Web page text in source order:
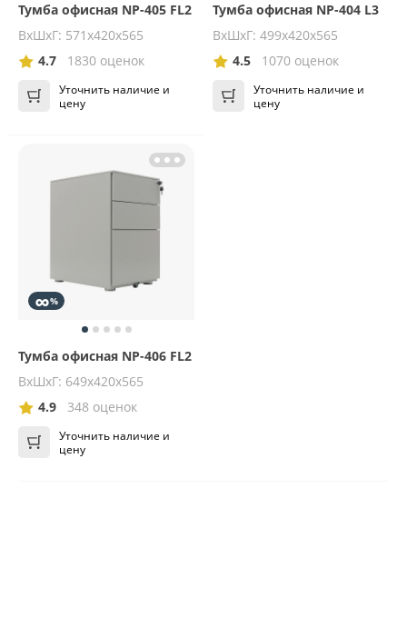
Тумба офисная NP-405 FL2
ВхШхГ: 571х420х565
4.7
1830 оценок
Уточнить наличие и
цену
Тумба офисная NP-404 L3
ВхШхГ: 499х420х565
4.5
1070 оценок
Уточнить наличие и
цену
∞%
Тумба офисная NP-406 FL2
ВхШхГ: 649х420х565
4.9
348 оценок
Уточнить наличие и
цену